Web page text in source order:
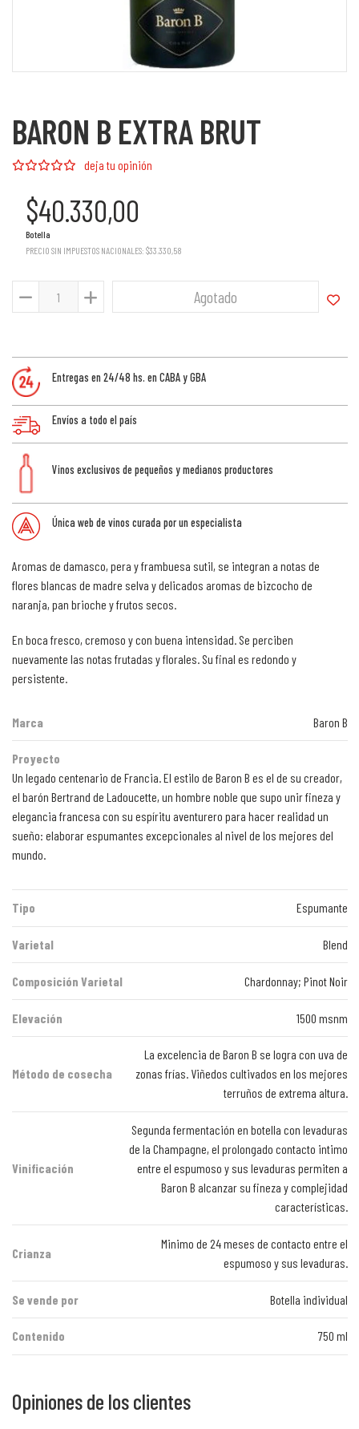
BARON B EXTRA BRUT
deja tu opinión
$40.330,00
Botella
PRECIO SIN IMPUESTOS NACIONALES: $33.330,58
Agotado
Entregas en 24/48 hs. en CABA y GBA
Envíos a todo el país
Vinos exclusivos de pequeños y medianos productores
Única web de vinos curada por un especialista
Aromas de damasco, pera y frambuesa sutil, se integran a notas de
flores blancas de madre selva y delicados aromas de bizcocho de
naranja, pan brioche y frutos secos.
En boca fresco, cremoso y con buena intensidad. Se perciben
nuevamente las notas frutadas y florales. Su final es redondo y
persistente.
Marca Baron B
Proyecto
Un legado centenario de Francia. El estilo de Baron B es el de su creador,
el barón Bertrand de Ladoucette, un hombre noble que supo unir fineza y
elegancia francesa con su espíritu aventurero para hacer realidad un
sueño: elaborar espumantes excepcionales al nivel de los mejores del
mundo.
Tipo Espumante
Varietal Blend
Composición Varietal Chardonnay; Pinot Noir
Elevación 1500 msnm
Método de cosecha
La excelencia de Baron B se logra con uva de
zonas frías. Viñedos cultivados en los mejores
terruños de extrema altura.
Vinificación
Segunda fermentación en botella con levaduras
de la Champagne, el prolongado contacto intimo
entre el espumoso y sus levaduras permiten a
Baron B alcanzar su fineza y complejidad
características.
Crianza
Minimo de 24 meses de contacto entre el
espumoso y sus levaduras.
Se vende por Botella individual
Contenido 750 ml
Opiniones de los clientes